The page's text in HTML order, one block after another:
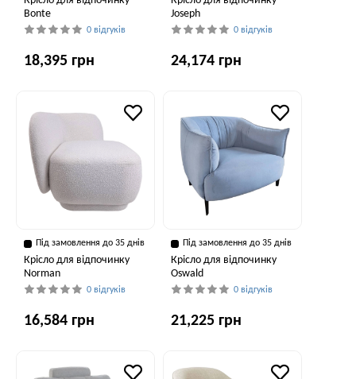
Bonte
0 відгуків
18,395 грн
Joseph
0 відгуків
24,174 грн
Під замовлення до 35 днів
Крісло для відпочинку
Norman
0 відгуків
16,584 грн
Під замовлення до 35 днів
Крісло для відпочинку
Oswald
0 відгуків
21,225 грн